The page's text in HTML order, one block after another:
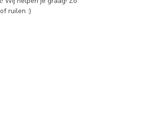
ruilen :)